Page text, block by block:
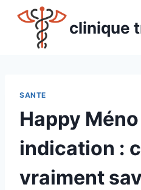
contenu
clinique
SANTE
Happy
indication :
vraiment